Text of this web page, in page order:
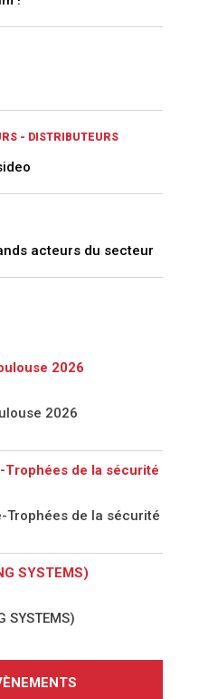
- DISTRIBUTEURS
acteurs du secteur
2026
2026
Trophées de la sécurité
Trophées de la sécurité
SYSTEMS)
SYSTEMS)